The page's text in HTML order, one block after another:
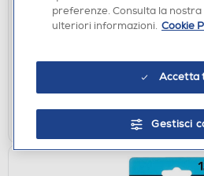
€ 49,90
Acquisto online:disponibile
Ritiro in negozio in 30' gratuito:
preferenze. Consulta la
ulteriori informazioni. Cookie
Accetta
Gestisci